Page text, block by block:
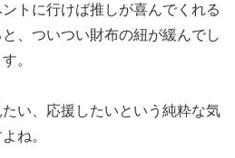
ントに行けば推しが喜んでくれる
、ついつい財布の紐が緩んでし
。
い、応援したいという純粋な気
ね。